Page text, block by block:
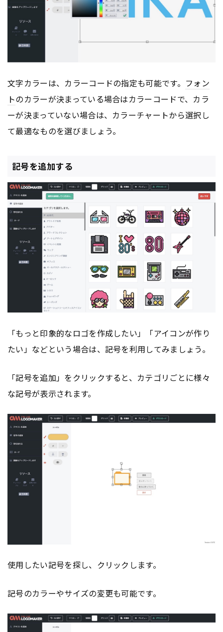
文字カラーは、カラーコードの指定も可能です。 フォン
トのカラーが決まっている場合はカラーコードで、カラ
ーが決まっていない場合は、カラーチャートから選択し
て最適なものを選びましょう。
記号を追加する
「もっと印象的なロゴを作成したい」「アイコンが作り
たい」などという場合は、記号を利用してみましょう。
「記号を追加」をクリックすると、カテゴリごとに様々
な記号が表示されます。
使用したい記号を探し、クリックします。
記号のカラーやサイズの変更も可能です。